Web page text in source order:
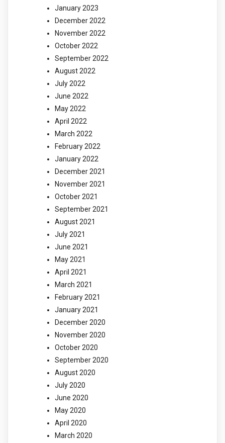
January 2023
December 2022
November 2022
October 2022
September 2022
August 2022
July 2022
June 2022
May 2022
April 2022
March 2022
February 2022
January 2022
December 2021
November 2021
October 2021
September 2021
August 2021
July 2021
June 2021
May 2021
April 2021
March 2021
February 2021
January 2021
December 2020
November 2020
October 2020
September 2020
August 2020
July 2020
June 2020
May 2020
April 2020
March 2020